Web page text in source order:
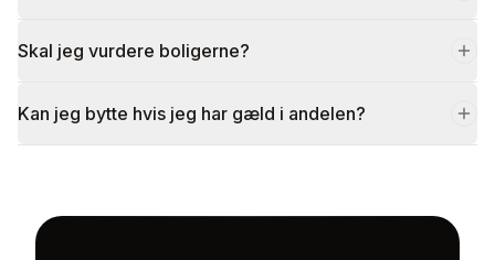
Skal jeg vurdere boligerne?
Kan jeg bytte hvis jeg har gæld i andelen?